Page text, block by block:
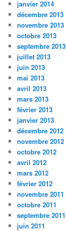
janvier 2014
décembre 2013
novembre 2013
octobre 2013
septembre 2013
juillet 2013
juin 2013
mai 2013
avril 2013
mars 2013
février 2013
janvier 2013
décembre 2012
novembre 2012
octobre 2012
avril 2012
mars 2012
février 2012
novembre 2011
octobre 2011
septembre 2011
juin 2011